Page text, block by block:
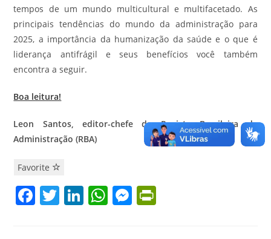
tempos de um mundo multicultural e multifacetado. As
principais tendências do mundo da administração para
2025, a importância da humanização da saúde e o que é
liderança antifrágil e seus benefícios você também
encontra a seguir.
Boa leitura!
Leon Santos, editor-chefe da Revista Brasileira de
Administração (RBA)
Favorite
F T Li W M